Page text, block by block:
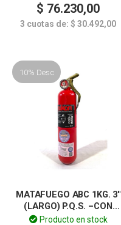
$ 76.230,00
3 cuotas de: $ 30.492,00
10% Desc
MATAFUEGO ABC 1KG. 3″
(LARGO) P.Q.S. –CON
SELLO IRAM– YUKON
Producto en stock